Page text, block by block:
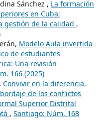
Sánchez , La formación
en Cuba:
gestión de la calidad ,
Modelo Aula invertida
de estudiantes
Una revisión
166 (2025)
Convivir en la diferencia.
de los conflictos
Superior Distrital
, Santiago: Núm. 168